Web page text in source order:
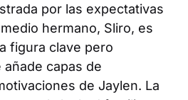
por las expectativas
hermano, Sliro, es
figura clave pero
capas de
de Jaylen. La